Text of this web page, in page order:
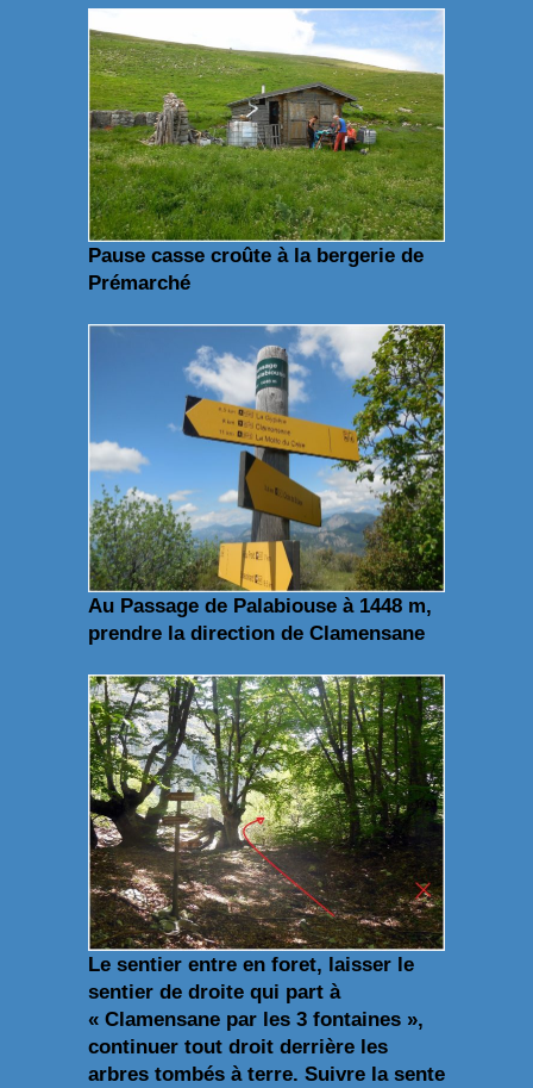
Pause casse croûte à la bergerie de
Prémarché
Au Passage de Palabiouse à 1448 m,
prendre la direction de Clamensane
Le sentier entre en foret, laisser le
sentier de droite qui part à
« Clamensane par les 3 fontaines »,
continuer tout droit derrière les
arbres tombés à terre. Suivre la sente